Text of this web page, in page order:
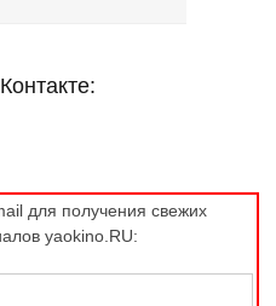
для получения свежих
yaokino.RU: